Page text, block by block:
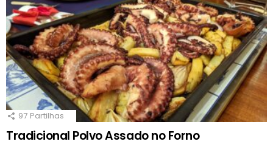
97 Partilhas
Tradicional Polvo Assado no Forno